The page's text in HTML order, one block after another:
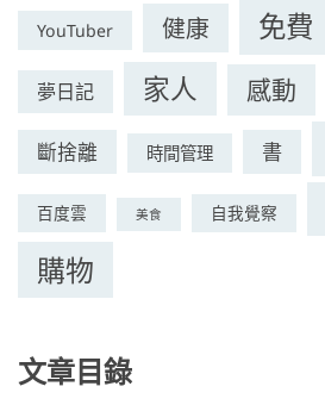
YouTuber 健康 免費
夢日記 家人 感動
斷捨離 時間管理 書
百度雲 美食 自我覺察
購物
文章目錄